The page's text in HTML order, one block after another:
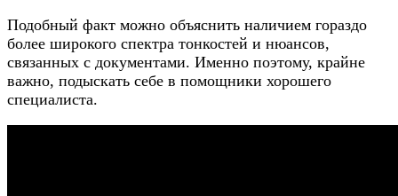
Подобный факт можно объяснить наличием гораздо
более широкого спектра тонкостей и нюансов,
связанных с документами. Именно поэтому, крайне
важно, подыскать себе в помощники хорошего
специалиста.